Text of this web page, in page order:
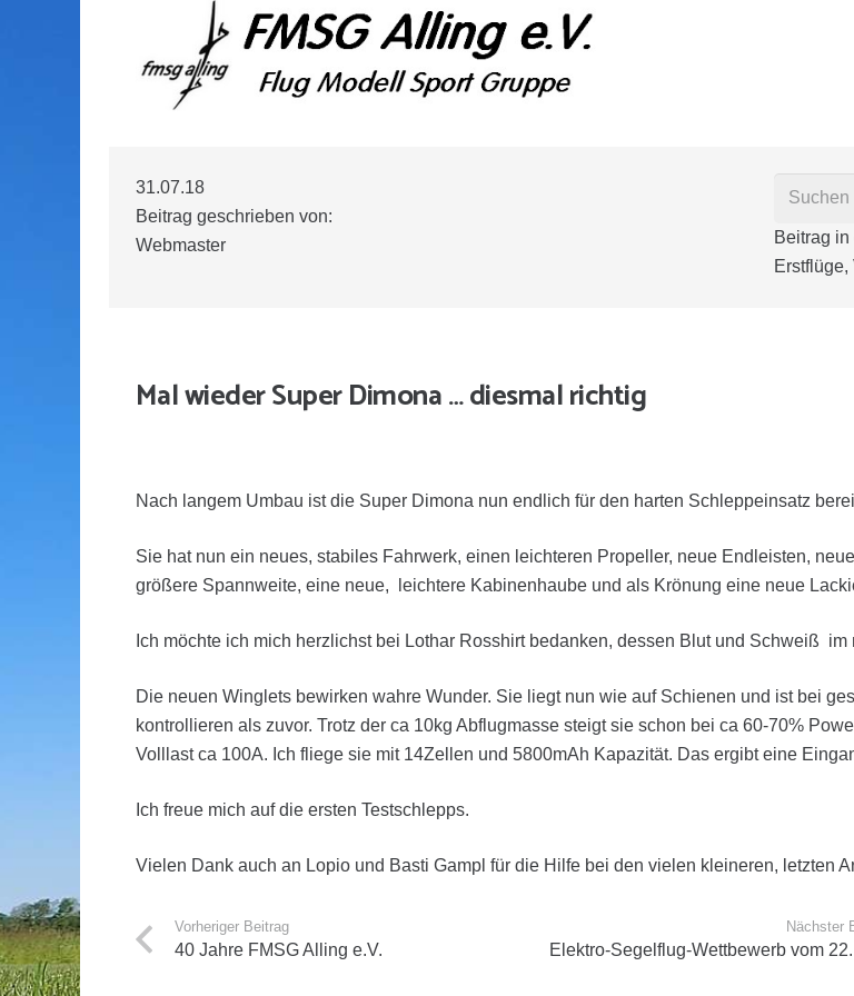
31.07.18
Beitrag geschrieben von:
Webmaster
Suchen
Beitrag
Erstflüge,
Mal wieder Super Dimona … diesmal richtig
Nach langem Umbau ist die Super Dimona nun endlich für den harten Schleppeinsatz
Sie hat nun ein neues, stabiles Fahrwerk, einen leichteren Propeller, neue Endleisten,
größere Spannweite, eine neue, leichtere Kabinenhaube und als Krönung eine neue
Ich möchte ich mich herzlichst bei Lothar Rosshirt bedanken, dessen Blut und Schweiß im
Die neuen Winglets bewirken wahre Wunder. Sie liegt nun wie auf Schienen und ist bei
kontrollieren als zuvor. Trotz der ca 10kg Abflugmasse steigt sie schon bei ca 60-70%
Volllast ca 100A. Ich fliege sie mit 14Zellen und 5800mAh Kapazität. Das ergibt eine
Ich freue mich auf die ersten Testschlepps.
Vielen Dank auch an Lopio und Basti Gampl für die Hilfe bei den vielen kleineren, letzten
Vorheriger Beitrag
40 Jahre FMSG Alling e.V.
Nächster
Elektro-Segelflug-Wettbewerb vom